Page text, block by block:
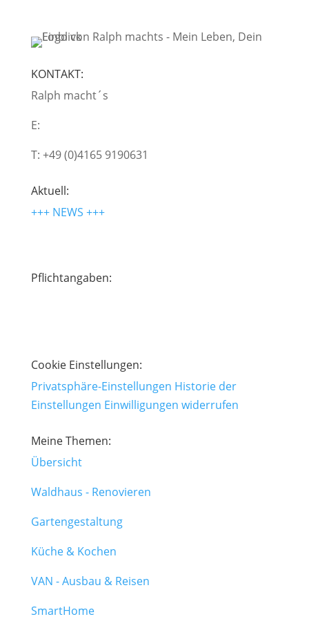
KONTAKT:
Ralph macht´s
E:
T: +49 (0)4165 9190631
Aktuell:
+++ NEWS +++
Pflichtangaben:
Cookie Einstellungen:
Privatsphäre-Einstellungen Historie der
Einstellungen Einwilligungen widerrufen
Meine Themen:
Übersicht
Waldhaus - Renovieren
Gartengestaltung
Küche & Kochen
VAN - Ausbau & Reisen
SmartHome